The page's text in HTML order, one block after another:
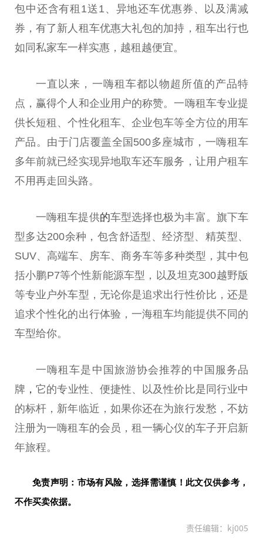
包中还含有租1送1、异地还车优惠券、以及满减
券，有了新人租车优惠大礼包的加持，租车出行也
如同私家车一样实惠，越租越便宜。
一直以来，一嗨租车都以物超所值的产品特
点，赢得个人和企业用户的称赞。一嗨租车专业提
供长短租、个性化租车、企业包车等全方位的用车
产品。由于门店覆盖全国500多座城市，一嗨租车
多年前就已经实现异地取车还车服务，让用户租车
不用再走回头路。
一嗨租车提供的车型选择也极为丰富。旗下车
型多达200余种，包含舒适型、经济型、精英型、
SUV、高端车、房车、商务车等多种类型，其中包
括小鹏P7等个性新能源车型，以及坦克300越野版
等专业户外车型，无论你是追求出行性价比，还是
追求个性化的出行体验，一海租车均能提供不同的
车型给你。
一嗨租车是中国旅游协会推荐的中国服务品
牌 ，它的专业性、便捷性、以及性价比是同行业中
的标杆，新年临近，如果你还在为旅行发愁，不妨
注册为一嗨租车的会员，租一辆心仪的车子开启新
年旅程。
免责声明：市场有风险，选择需谨慎！此文仅供参考，
不作买卖依据。
责任编辑：kj005